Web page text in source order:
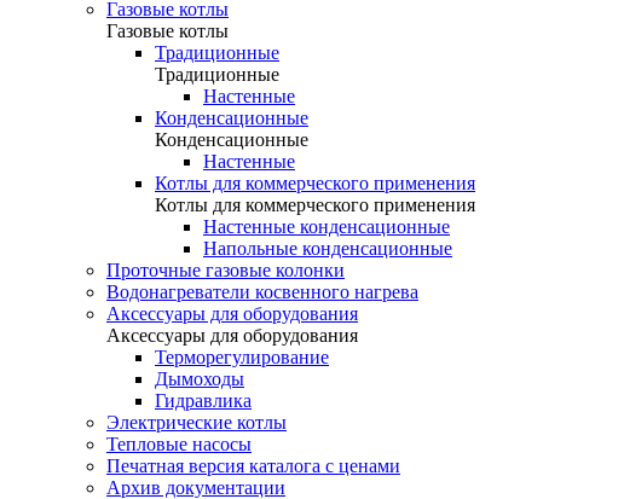
Газовые котлы
Газовые котлы
Традиционные
Традиционные
Настенные
Конденсационные
Конденсационные
Настенные
Котлы для коммерческого применения
Котлы для коммерческого применения
Настенные конденсационные
Напольные конденсационные
Проточные газовые колонки
Водонагреватели косвенного нагрева
Аксессуары для оборудования
Аксессуары для оборудования
Терморегулирование
Дымоходы
Гидравлика
Электрические котлы
Тепловые насосы
Печатная версия каталога с ценами
Архив документации